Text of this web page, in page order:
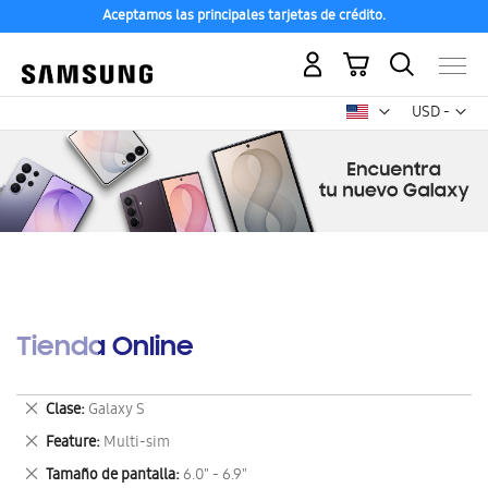
Aceptamos las principales tarjetas de crédito.
USD -
dólar
Mi carrito
Tienda Online
Clase Galaxy S
Eliminar
este
artículo
Feature Multi-sim
Eliminar
este
Tamaño de pantalla 6.0" - 6.9"
Eliminar